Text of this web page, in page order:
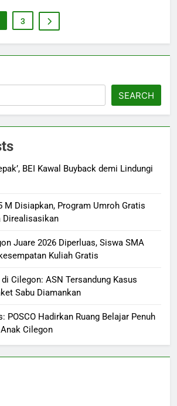
3
SEARCH
BEI Kawal Buyback demi Lindungi
M Disiapkan, Program Umroh Gratis
Direalisasikan
Juare 2026 Diperluas, Siswa SMA
Kuliah Gratis
Cilegon: ASN Tersandung Kasus
Sabu Diamankan
POSCO Hadirkan Ruang Belajar Penuh
Cilegon